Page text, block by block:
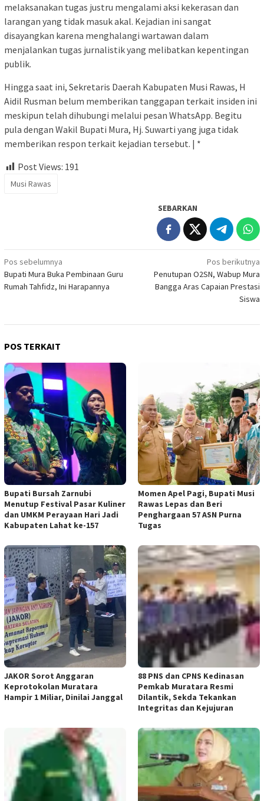
melaksanakan tugas justru mengalami aksi kekerasan dan
larangan yang tidak masuk akal. Kejadian ini sangat
disayangkan karena menghalangi wartawan dalam
menjalankan tugas jurnalistik yang melibatkan kepentingan
publik.
Hingga saat ini, Sekretaris Daerah Kabupaten Musi Rawas, H
Aidil Rusman belum memberikan tanggapan terkait insiden ini
meskipun telah dihubungi melalui pesan WhatsApp. Begitu
pula dengan Wakil Bupati Mura, Hj. Suwarti yang juga tidak
memberikan respon terkait kejadian tersebut. | *
Post Views: 191
Musi Rawas
SEBARKAN
Navigasi
pos
Pos sebelumnya
Bupati Mura Buka Pembinaan Guru
Rumah Tahfidz, Ini Harapannya
Pos berikutnya
Penutupan O2SN, Wabup Mura
Bangga Aras Capaian Prestasi
Siswa
POS TERKAIT
Bupati Bursah Zarnubi
Menutup Festival Pasar Kuliner
dan UMKM Perayaan Hari Jadi
Kabupaten Lahat ke-157
Momen Apel Pagi, Bupati Musi
Rawas Lepas dan Beri
Penghargaan 57 ASN Purna
Tugas
JAKOR Sorot Anggaran
Keprotokolan Muratara
Hampir 1 Miliar, Dinilai Janggal
88 PNS dan CPNS Kedinasan
Pemkab Muratara Resmi
Dilantik, Sekda Tekankan
Integritas dan Kejujuran